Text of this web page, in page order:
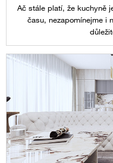
Ač stále platí, že kuchyně
času, nezapomínejme i